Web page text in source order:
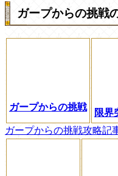
ガープからの挑戦
ガープからの挑戦
限界
ガープからの挑戦攻略記